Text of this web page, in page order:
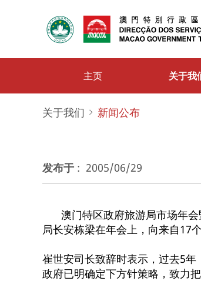
主页 关于我
关于我们 新闻公布
发布于 : 2005/06/29
澳门特区政府旅游局市场年
局长安栋梁在年会上，向来自17
崔世安司长致辞时表示，过去5
政府已明确定下方针策略，致力